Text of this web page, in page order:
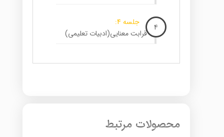
4
جلسه 4:
قرابت معنایی(ادبیات تعلیمی)
محصولات مرتبط